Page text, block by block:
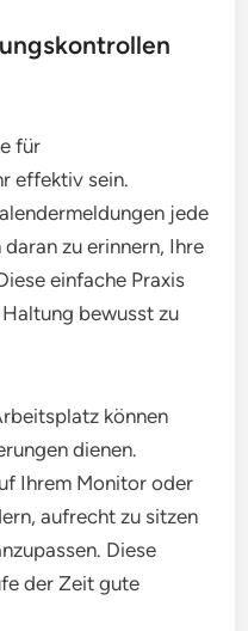
für
effektiv sein.
jede
zu erinnern, Ihre
einfache Praxis
bewusst zu
können
dienen.
Ihrem Monitor oder
aufrecht zu sitzen
Diese
der Zeit gute